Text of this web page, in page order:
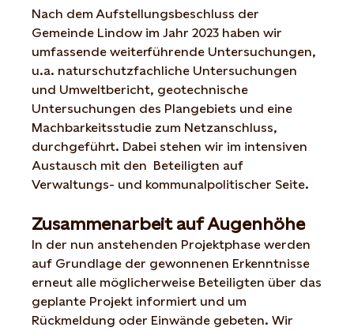
Nach dem Aufstellungsbeschluss der
Gemeinde Lindow im Jahr 2023 haben wir
umfassende weiterführende Untersuchungen,
u.a. naturschutzfachliche Untersuchungen
und Umweltbericht, geotechnische
Untersuchungen des Plangebiets und eine
Machbarkeitsstudie zum Netzanschluss,
durchgeführt. Dabei stehen wir im intensiven
Austausch mit den Beteiligten auf
Verwaltungs- und kommunalpolitischer Seite.
Zusammenarbeit auf Augenhöhe
In der nun anstehenden Projektphase werden
auf Grundlage der gewonnenen Erkenntnisse
erneut alle möglicherweise Beteiligten über das
geplante Projekt informiert und um
Rückmeldung oder Einwände gebeten. Wir